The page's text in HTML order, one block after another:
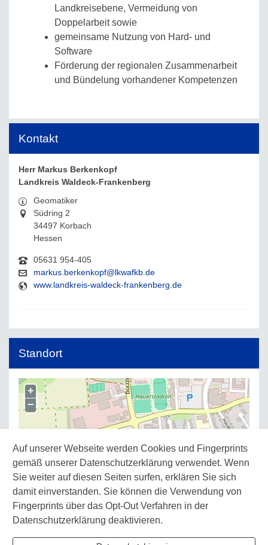
Auf unserer Webseite werden Cookies und Fingerprints
gemäß unserer Datenschutzerklärung verwendet. Wenn
Sie weiter auf diesen Seiten surfen, erklären Sie sich
damit einverstanden. Sie können die Verwendung von
Fingerprints über das Opt-Out Verfahren in der
Datenschutzerklärung deaktivieren.
Landkreisebene, Vermeidung von
Doppelarbeit sowie
gemeinsame Nutzung von Hard- und
Software
Förderung der regionalen Zusammenarbeit
und Bündelung vorhandener Kompetenzen
Kontakt
Herr Markus Berkenkopf
Landkreis Waldeck-Frankenberg
Geomatiker
Südring 2
34497 Korbach
Hessen
05631 954-405
markus.berkenkopf@lkwafkb.de
www.landkreis-waldeck-frankenberg.de
Standort
+
−